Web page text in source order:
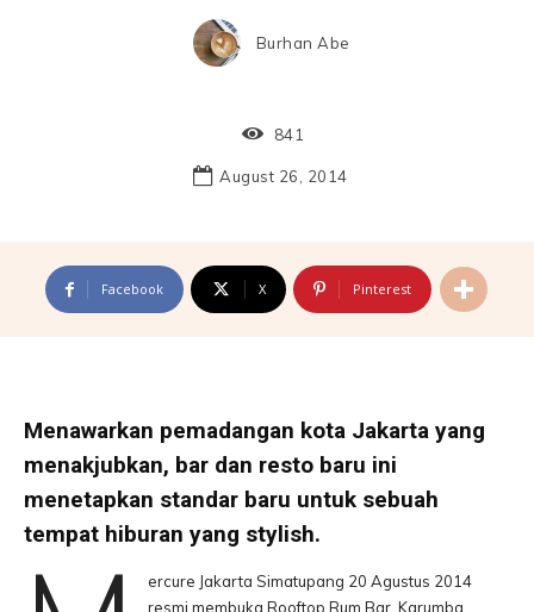
Burhan Abe
841
August 26, 2014
Facebook X Pinterest
Menawarkan pemadangan kota Jakarta yang
menakjubkan, bar dan resto baru ini
menetapkan standar baru untuk sebuah
tempat hiburan yang stylish.
ercure Jakarta Simatupang 20 Agustus 2014
resmi membuka Rooftop Rum Bar, Karumba.